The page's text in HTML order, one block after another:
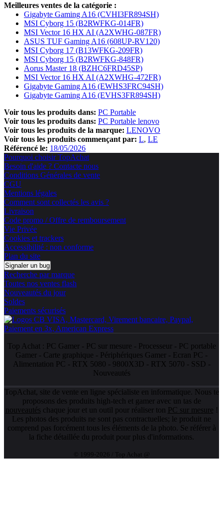
Meilleures ventes de la catégorie :
Gigabyte Gaming A16 (CVHI3FR894SH)
MSI Cyborg 15 (B2RWFKG-014FR)
MSI Vector 16 HX AI (A2XWHG-087FR)
ASUS TUF Gaming A16 (608UP-RV120)
MSI Cyborg 17 (B13WFKG-209FR)
MSI Cyborg 15 (B2RWFKG-848FR)
Aorus Master 18 (BZHC6FRD45SP)
MSI Vector 16 HX AI (A2XWHG-472FR)
Gigabyte Gaming A16 (EWHS3FRC94SH)
Gigabyte Gaming A16 (EVHS3FR894SH)
Voir tous les produits dans: PC Portable
Voir tous les produits dans: PC Portable lenovo
Voir tous les produits de la marque: LENOVO
Voir tous les produits commençant par: L LE
Référencé le: 18/05/2026
Pourquoi choisir TopAchat
Besoin d'aide ? Contacte nous
Conditions Générales de vente
CGU
Mentions légales
Comment sont collectés les avis ?
Livraison
Code promo / Offre de remboursement
Vie Privée
Cookies et trackers
Accessibilité : non conforme
Plan du site
Signaler un bug
Recherche par marque
Toutes nos ventes flash
Nouveautés du jour
Soldes
Paiements sécurisés
Top Achat : PC Gamer- PC sur mesure - Processeur- PC portable
Gamer - Carte graphique - Périphériques Gamer - Ecran PC -
Alimentation PC - RTX 5080 - 9800X3D - RTX 5070 - SSD -
Nouveautés
TopAchat, site de vente en ligne spécialiste en informatique. Nous te
proposons des produits high-tech et gamer avec un tas de
nouveautés chaque jour et un outil pour réaliser ton PC sur mesure !
Les photos des produits ne sont pas contractuelles; le produit ne
comprend pas forcément tous les éléments de la photo. Se référer à
la fiche détaillée du produit pour plus d'informations.
© 1999-2026 / Top Achat @